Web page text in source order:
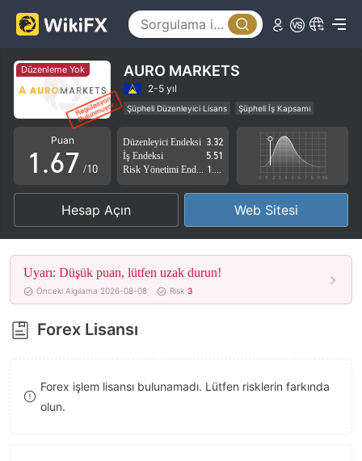
Düzenleme Yok AURO MARKETS
2-5 yıl
Şüpheli Düzenleyici Lisans
Şüpheli İş Kapsamı
Yüksek düzeyde potansiyel risk
Puan
0
1
2
3
4
5
6
7
8
9
.
2
3
4
5
6
7
8
9
3
4
5
6
7
8
9
/10
Düzenleyici Endeksi 3.32
İş Endeksi
5.51
Hesap Açın Web Sitesi
Uyarı: Düşük puan, lütfen uzak durun!
Önceki Algılama 2026-08-08 Risk 3
Forex Lisansı
Forex işlem lisansı bulunamadı. Lütfen risklerin farkında
olun.